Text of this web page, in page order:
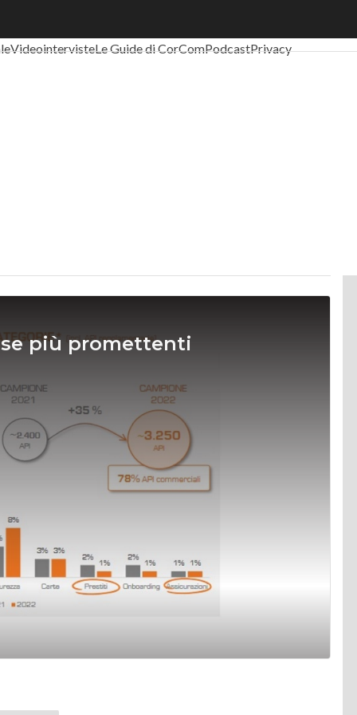
VideointervisteLe Guide di CorComPodcastPrivacy
più promettenti